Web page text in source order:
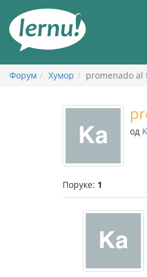
садржају
Форум Хумор promenado al
од
Поруке: 1